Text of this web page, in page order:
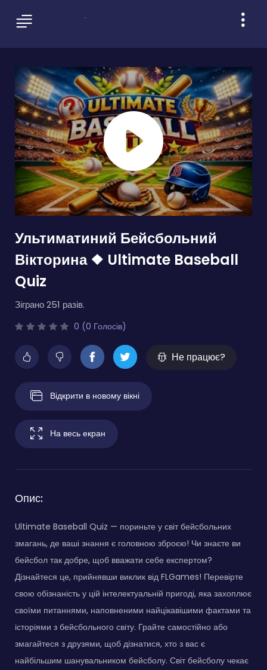
Ультиматиний Бейсбольний
Вікторина ❖ Ultimate Baseball
Quiz
Зіграно 251 разів.
0 (0 Голосів)
Не працює?
Відкрити в новому вікні
На весь екран
Опис:
Ultimate Baseball Quiz — пориньте у світ бейсбольних
змагань, де ваші знання є головною зброєю! Чи знаєте ви
бейсбол так добре, щоб вважати себе експертом?
Дізнайтеся це, прийнявши виклик від FLGames! Перевірте
свою обізнаність у цій інтелектуальній пригоді, яка захоплює
своїми питаннями, наповненими найцікавішими фактами та
історіями з бейсбольного світу. Грайте самостійно або
змагайтеся з друзями, щоб дізнатися, хто з вас є
найбільшим шанувальником бейсболу. Світ бейсболу чекає